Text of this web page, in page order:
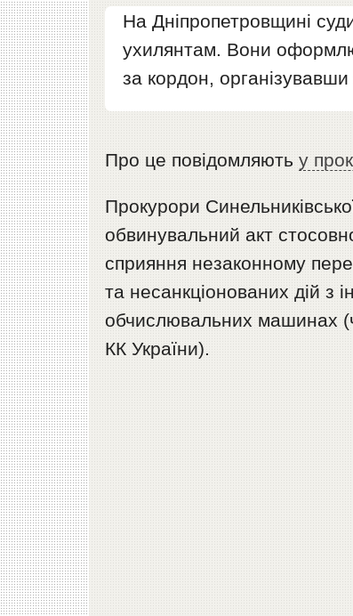
На Дніпропетровщині
ухилянтам. Вони
за кордон, організувавши
Про це повідомляютьу
Прокурори
обвинувальний акт
сприяння незаконному
та несанкціонованих дій з
обчислювальних машинах
КК України).